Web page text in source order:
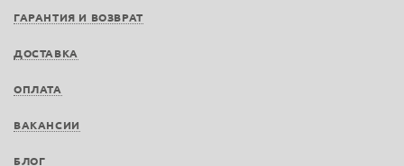
ГАРАНТИЯ И ВОЗВРАТ
ДОСТАВКА
ОПЛАТА
ВАКАНСИИ
БЛОГ